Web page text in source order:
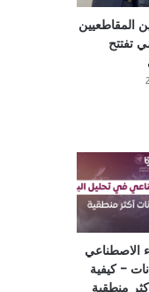
المقاطعيين
تفتتح
الاصطناعي
– كيفية
منطقية